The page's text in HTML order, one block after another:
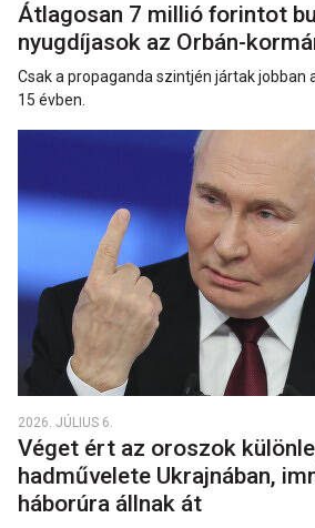
Átlagosan 7 millió forintot
nyugdíjasok az Orbán-
Csak a propaganda szintjén jártak jobban
15 évben.
2026. JÚLIUS 6.
Véget ért az oroszok
hadművelete Ukrajnában,
háborúra állnak át